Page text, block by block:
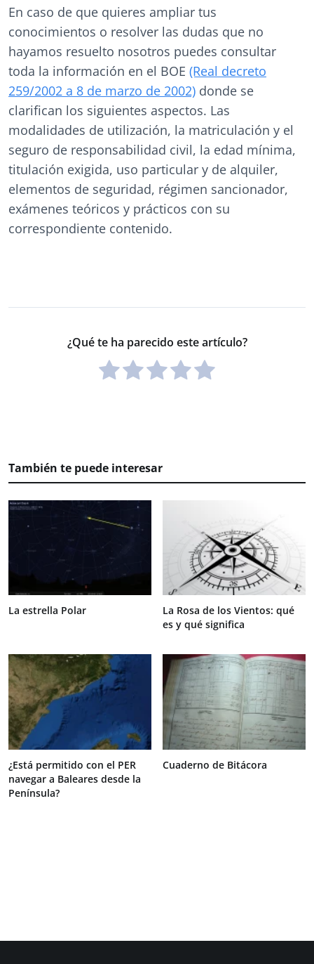
En caso de que quieres ampliar tus
conocimientos o resolver las dudas que no
hayamos resuelto nosotros puedes consultar
toda la información en el BOE (Real decreto
259/2002 a 8 de marzo de 2002) donde se
clarifican los siguientes aspectos. Las
modalidades de utilización, la matriculación y el
seguro de responsabilidad civil, la edad mínima,
titulación exigida, uso particular y de alquiler,
elementos de seguridad, régimen sancionador,
exámenes teóricos y prácticos con su
correspondiente contenido.
¿Qué te ha parecido este artículo?
También te puede interesar
La estrella Polar
La Rosa de los Vientos: qué
es y qué significa
¿Está permitido con el PER
navegar a Baleares desde la
Península?
Cuaderno de Bitácora